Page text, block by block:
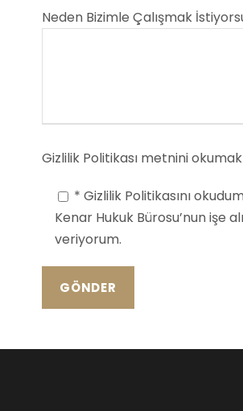
Neden Bizimle Çalışmak
Gizlilik Politikası metnini
* Gizlilik Politikasını
Kenar Hukuk Bürosu’nun işe
veriyorum.